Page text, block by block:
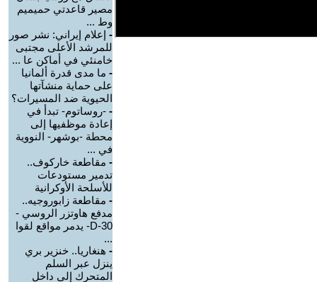
مصير قاعدتي حميميم
وط ...
- إعلام إيراني: نشر صور
للمرشد الأعلى مجتبى
خامنئي في أماكن عا ...
- ما مدى قدرة ألمانيا
على حماية منشآتها
الحيوية ضد المسيرات؟
- -روساتوم- تبدأ في
إعادة موظفيها إلى
محطة -بوشهر- النووية
في ...
- مقاطعة خاركوف..
تدمير مستودعات
للأسلحة الأوكرانية
- مقاطعة زابوروجيه..
مدفع هاوتزر الروسي -
D-30- يدمر مواقع لقوا
...
- هنغاريا.. خنزير بري
ينزل عبر السلم
المتحرك إلى داخل